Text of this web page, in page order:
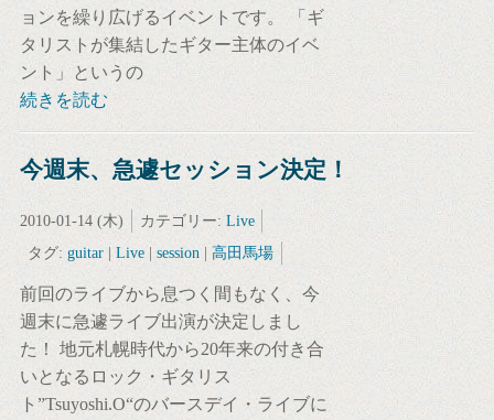
ョンを繰り広げるイベントです。 「ギ
タリストが集結したギター主体のイベ
ント」というの
続きを読む
今週末、急遽セッション決定！
2010-01-14 (木) カテゴリー: Live
タグ: guitar| Live| session 高田馬場
前回のライブから息つく間もなく、今
週末に急遽ライブ出演が決定しまし
た！ 地元札幌時代から20年来の付き合
いとなるロック・ギタリス
ト”Tsuyoshi.O“のバースデイ・ライブに